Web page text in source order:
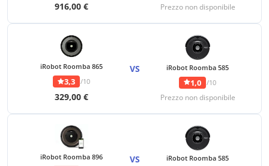
916,00 € Prezzo non disponibile
iRobot Roomba 865
3,3 /10
329,00 €
VS iRobot Roomba 585
1,0 /10
Prezzo non disponibile
iRobot Roomba 896 VS iRobot Roomba 585